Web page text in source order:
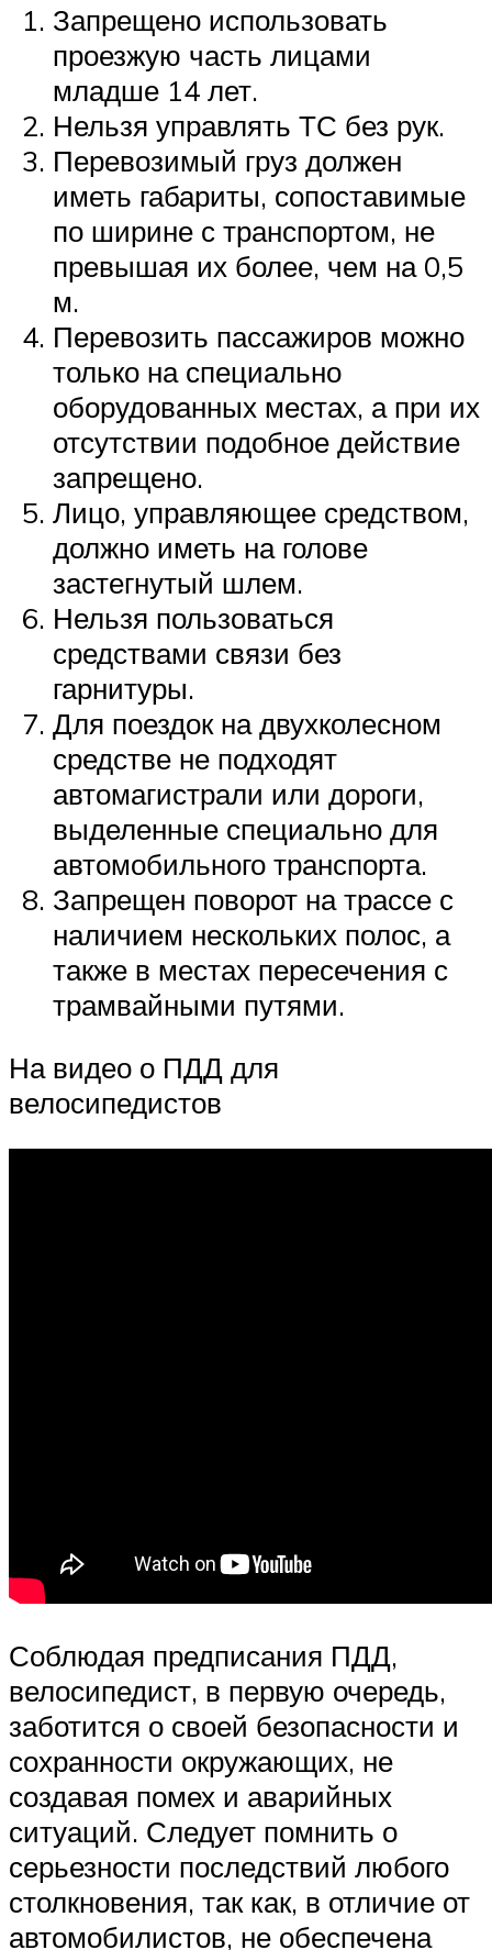
Запрещено использовать
проезжую часть лицами
младше 14 лет.
Нельзя управлять ТС без рук.
Перевозимый груз должен
иметь габариты, сопоставимые
по ширине с транспортом, не
превышая их более, чем на 0,5
м.
Перевозить пассажиров можно
только на специально
оборудованных местах, а при их
отсутствии подобное действие
запрещено.
Лицо, управляющее средством,
должно иметь на голове
застегнутый шлем.
Нельзя пользоваться
средствами связи без
гарнитуры.
Для поездок на двухколесном
средстве не подходят
автомагистрали или дороги,
выделенные специально для
автомобильного транспорта.
Запрещен поворот на трассе с
наличием нескольких полос, а
также в местах пересечения с
трамвайными путями.
На видео о ПДД для
велосипедистов
Соблюдая предписания ПДД,
велосипедист, в первую очередь,
заботится о своей безопасности и
сохранности окружающих, не
создавая помех и аварийных
ситуаций. Следует помнить о
серьезности последствий любого
столкновения, так как, в отличие от
автомобилистов, не обеспечена